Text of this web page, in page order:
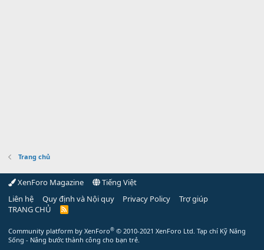
Trang chủ
XenForo Magazine
Tiếng Việt
Liên hệ
Quy định và Nội quy Privacy Policy
Trợ giúp
TRANG CHỦ
R
Community platform by XenForo® © 2010-2021 XenForo Ltd. Tạp chí Kỹ Năng
Sống - Nâng bước thành công cho bạn trẻ.